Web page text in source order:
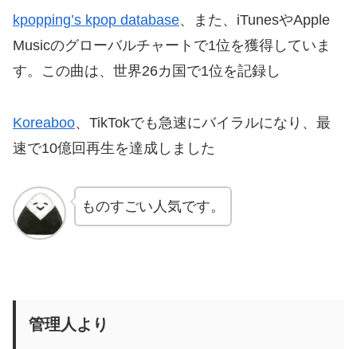
kpopping’s kpop database、また、iTunesやApple
Musicのグローバルチャートで1位を獲得していま
す。この曲は、世界26カ国で1位を記録し​
Koreaboo、TikTokでも急速にバイラルになり、最
速で10億回再生を達成しました​
ものすごい人気です。
管理人より